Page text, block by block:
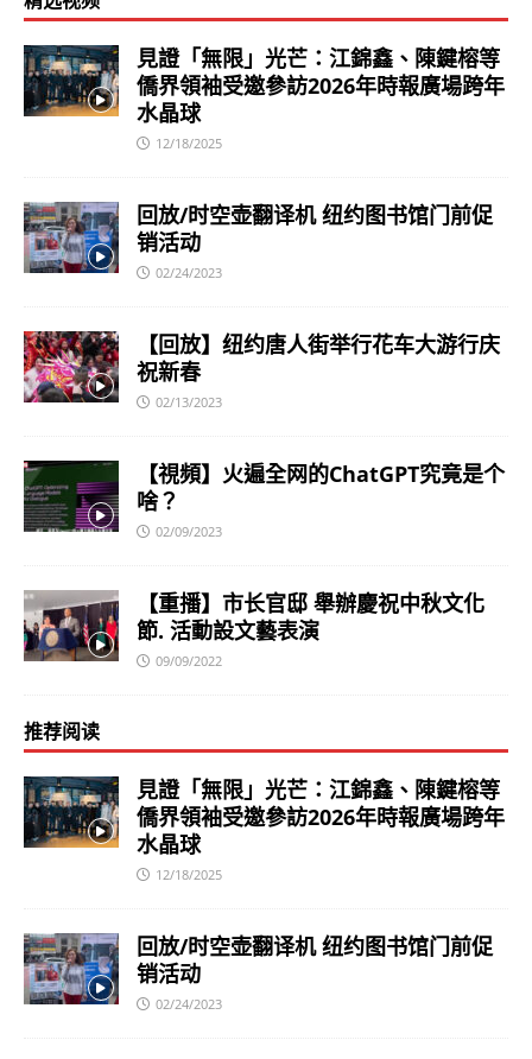
見證「無限」光芒：江錦鑫、陳鍵榕等
僑界領袖受邀參訪2026年時報廣場跨年
水晶球
12/18/2025
回放/时空壶翻译机 纽约图书馆门前促
销活动
02/24/2023
【回放】纽约唐人街举行花车大游行庆
祝新春
02/13/2023
【視頻】火遍全网的ChatGPT究竟是个
啥？
02/09/2023
【重播】市长官邸 舉辦慶祝中秋文化
節. 活動設文藝表演
09/09/2022
推荐阅读
見證「無限」光芒：江錦鑫、陳鍵榕等
僑界領袖受邀參訪2026年時報廣場跨年
水晶球
12/18/2025
回放/时空壶翻译机 纽约图书馆门前促
销活动
02/24/2023